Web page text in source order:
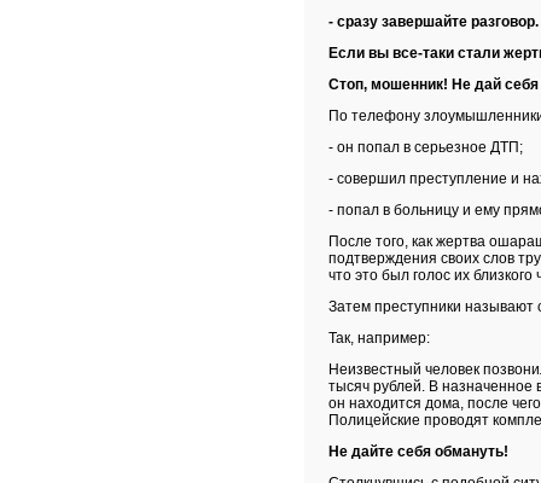
- сразу завершайте
Если вы все-таки стали
Стоп, мошенник! Не дай
По телефону злоумышленники
- он попал в серьезное ДТП;
- совершил преступление и
- попал в больницу и ему
После того, как жертва
подтверждения своих слов
что это был голос их
Затем преступники называют
Так, например:
Неизвестный человек
тысяч рублей. В назначенное
он находится дома, после
Полицейские проводят
Не дайте себя обмануть!